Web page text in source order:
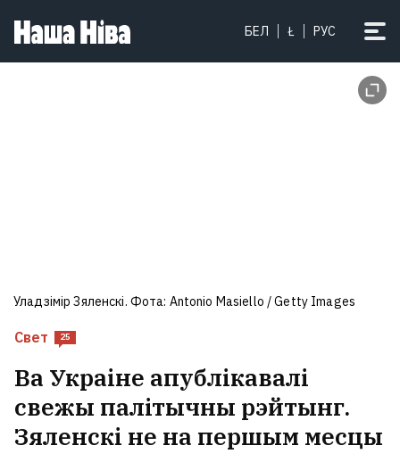
БЕЛ Ł РУС
Свет 25
Ва Украіне апублікавалі
свежы палітычны рэйтынг.
Зяленскі не на першым месцы
Уладзімір Зяленскі. Фота: Antonio Masiello / Getty Images